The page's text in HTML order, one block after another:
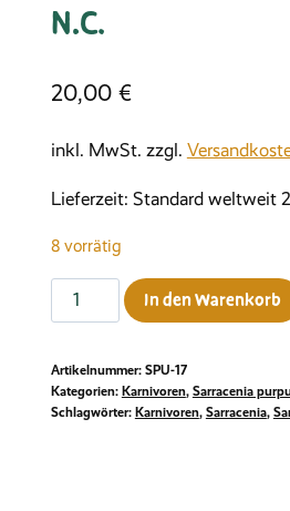
N.C.
20,00 €
inkl. MwSt. zzgl.
Lieferzeit: Standard weltweit
8 vorrätig
Sarracenia
purpurea
venosa,
Green
In den Warenkorb
Artikelnummer: SPU-17
Kategorien: Karnivoren, Sarracenia
Schlagwörter: Karnivoren, Sarracenia,